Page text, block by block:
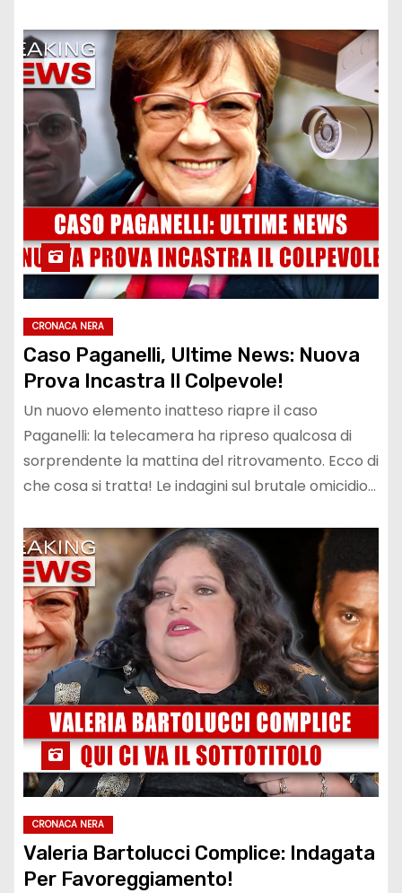
CRONACA NERA
Caso Paganelli, Ultime News: Nuova
Prova Incastra Il Colpevole!
Un nuovo elemento inatteso riapre il caso
Paganelli: la telecamera ha ripreso qualcosa di
sorprendente la mattina del ritrovamento. Ecco di
che cosa si tratta! Le indagini sul brutale omicidio…
CRONACA NERA
Valeria Bartolucci Complice: Indagata
Per Favoreggiamento!